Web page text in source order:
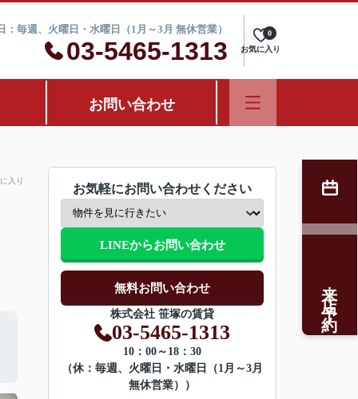
毎週、火曜日・水曜日（1月～3月 無休営業）
03-5465-1313 お気に入り
0
お問い合わせ
入り
お気軽にお問い合わせください
LINEからお問い合わせ
無料お問い合わせ
株式会社 笹塚の賃貸
03-5465-1313
10：00～18：30
（休：毎週、火曜日・水曜日（1月～3月
無休営業））
来店予約